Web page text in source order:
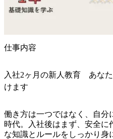
仕事内容
入社2ヶ月の新人教育 あな
けます
働き方は一つではなく、自分
時代。入社後はまず、安全に
な知識とルールをしっかり身